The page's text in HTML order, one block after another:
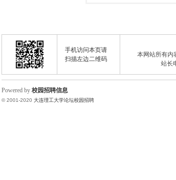
手机访问本页请
扫描左边二维码
本网站所有内
站长
Powered by 校园招聘信息
© 2001-2020 大连理工大学论坛校园招聘